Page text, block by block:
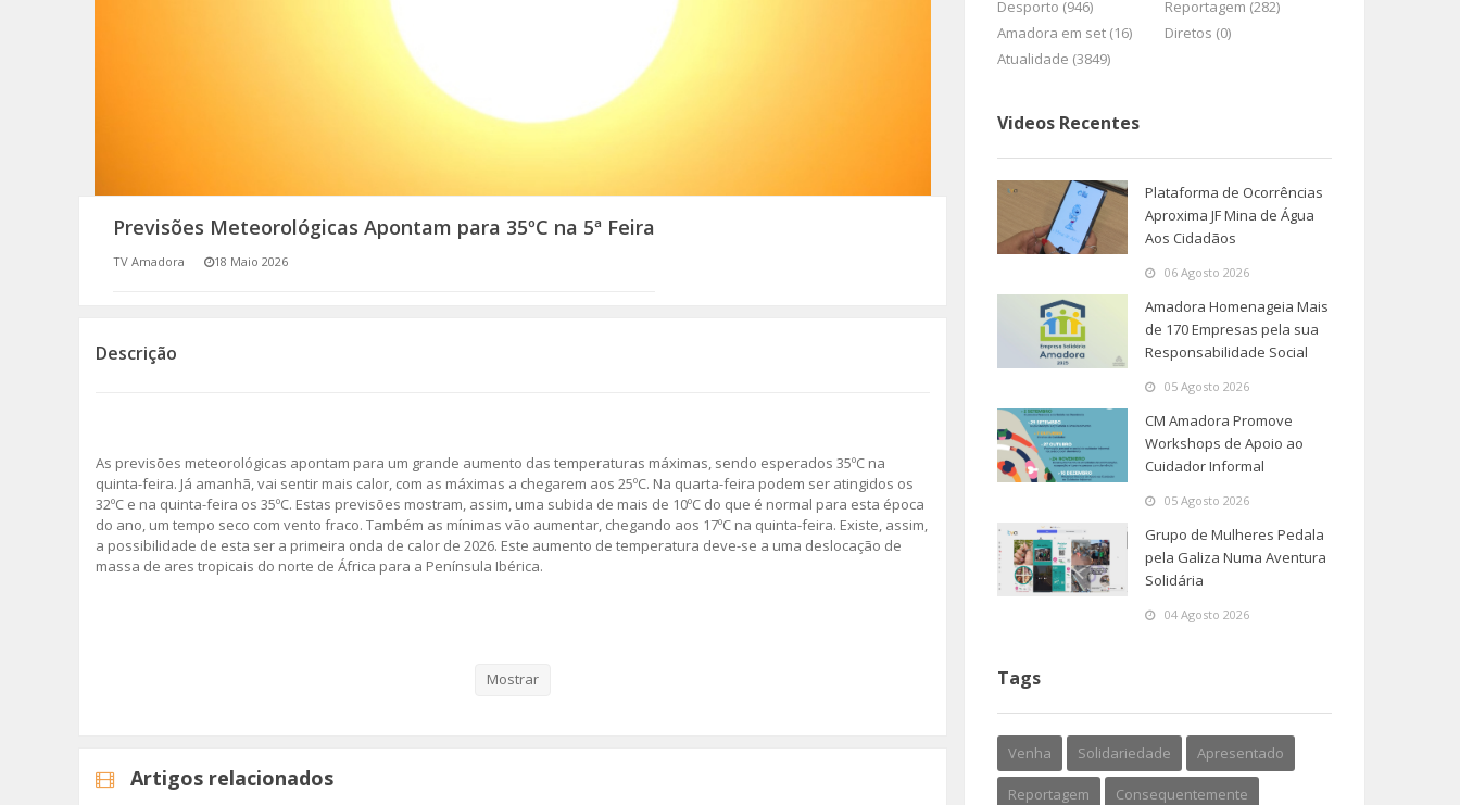
(RE) PENSAMENTOS
Previsões Meteorológicas Apontam para 35ºC na 5ª Feira
TV Amadora 18 Maio 2026
Descrição
As previsões meteorológicas apontam para um grande aumento das temperaturas máximas, sendo esperados 35ºC na
quinta-feira. Já amanhã, vai sentir mais calor, com as máximas a chegarem aos 25ºC. Na quarta-feira podem ser atingidos os
32ºC e na quinta-feira os 35ºC. Estas previsões mostram, assim, uma subida de mais de 10ºC do que é normal para esta época
do ano, um tempo seco com vento fraco. Também as mínimas vão aumentar, chegando aos 17ºC na quinta-feira. Existe, assim,
a possibilidade de esta ser a primeira onda de calor de 2026. Este aumento de temperatura deve-se a uma deslocação de
massa de ares tropicais do norte de África para a Península Ibérica.
Mostrar
Artigos relacionados
Desporto (946)
Reportagem (282)
Amadora em set (16)
Diretos (0)
Atualidade (3849)
Videos Recentes
Plataforma de Ocorrências
Aproxima JF Mina de Água
Aos Cidadãos
06 Agosto 2026
Amadora Homenageia Mais
de 170 Empresas pela sua
Responsabilidade Social
05 Agosto 2026
CM Amadora Promove
Workshops de Apoio ao
Cuidador Informal
05 Agosto 2026
Grupo de Mulheres Pedala
pela Galiza Numa Aventura
Solidária
04 Agosto 2026
Tags
Venha Solidariedade Apresentado
Reportagem Consequentemente